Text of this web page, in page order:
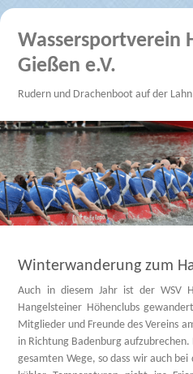
Wassersportverein
Gießen e.V.
Rudern und Drachenboot auf der
Winterwanderung zum
Auch in diesem Jahr ist der WSV
Hangelsteiner Höhenclubs
Mitglieder und Freunde des Vereins
in Richtung Badenburg
gesamten Wege, so dass wir auch